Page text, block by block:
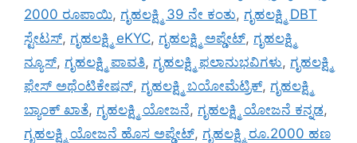
2000 ರೂಪಾಯಿ, ಗೃಹಲಕ್ಷ್ಮಿ 39 ನೇ ಕಂತು, ಗೃಹಲಕ್ಷ್ಮಿ DBT
ಸ್ಟೇಟಸ್, ಗೃಹಲಕ್ಷ್ಮಿ eKYC, ಗೃಹಲಕ್ಷ್ಮಿ ಅಪ್ಡೇಟ್, ಗೃಹಲಕ್ಷ್ಮಿ
ನ್ಯೂಸ್, ಗೃಹಲಕ್ಷ್ಮಿ ಪಾವತಿ, ಗೃಹಲಕ್ಷ್ಮಿ ಫಲಾನುಭವಿಗಳು, ಗೃಹಲಕ್ಷ್ಮಿ
ಫೇಸ್ ಅಥೆಂಟಿಕೇಷನ್, ಗೃಹಲಕ್ಷ್ಮಿ ಬಯೋಮೆಟ್ರಿಕ್, ಗೃಹಲಕ್ಷ್ಮಿ
ಬ್ಯಾಂಕ್ ಖಾತೆ, ಗೃಹಲಕ್ಷ್ಮಿ ಯೋಜನೆ, ಗೃಹಲಕ್ಷ್ಮಿ ಯೋಜನೆ ಕನ್ನಡ,
ಗೃಹಲಕ್ಷ್ಮಿ ಯೋಜನೆ ಹೊಸ ಅಪ್ಡೇಟ್, ಗೃಹಲಕ್ಷ್ಮಿ ರೂ.2000 ಹಣ